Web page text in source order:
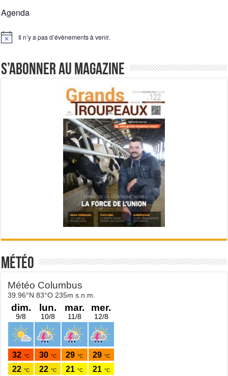
Agenda
Notice Il n’y a pas d’évènements à venir.
S’abonner au magazine
Météo